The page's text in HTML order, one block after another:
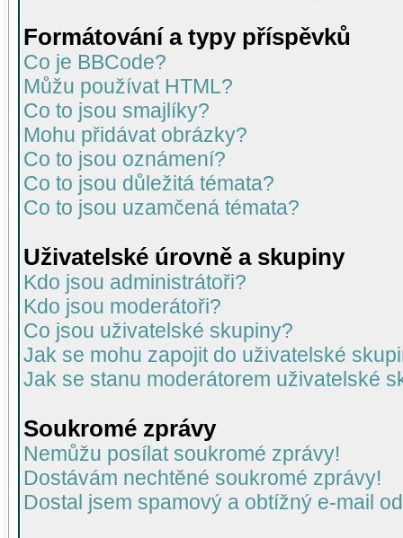
Formátování a typy příspěvků
Co je BBCode?
Můžu používat HTML?
Co to jsou smajlíky?
Mohu přidávat obrázky?
Co to jsou oznámení?
Co to jsou důležitá témata?
Co to jsou uzamčená témata?
Uživatelské úrovně a skupiny
Kdo jsou administrátoři?
Kdo jsou moderátoři?
Co jsou uživatelské skupiny?
Jak se mohu zapojit do uživatelské
Jak se stanu moderátorem uživatelské
Soukromé zprávy
Nemůžu posílat soukromé zprávy!
Dostávám nechtěné soukromé zprávy!
Dostal jsem spamový a obtížný e-mail